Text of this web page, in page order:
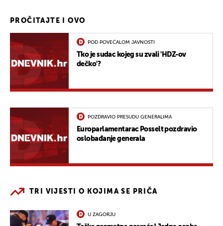
PROČITAJTE I OVO
POD POVEĆALOM JAVNOSTI
Tko je sudac kojeg su zvali 'HDZ-ov
dečko'?
POZDRAVIO PRESUDU GENERALIMA
Europarlamentarac Posselt pozdravio
oslobađanje generala
TRI VIJESTI O KOJIMA SE PRIČA
U ZAGORJU